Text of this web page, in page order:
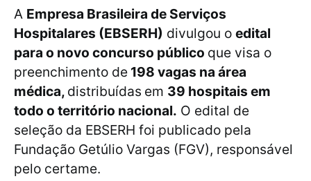
A Empresa Brasileira de Serviços
Hospitalares (EBSERH) divulgou o edital
para o novo concurso público que visa o
preenchimento de 198 vagas na área
médica, distribuídas em 39 hospitais em
todo o território nacional. O edital de
seleção da EBSERH foi publicado pela
Fundação Getúlio Vargas (FGV), responsável
pelo certame.